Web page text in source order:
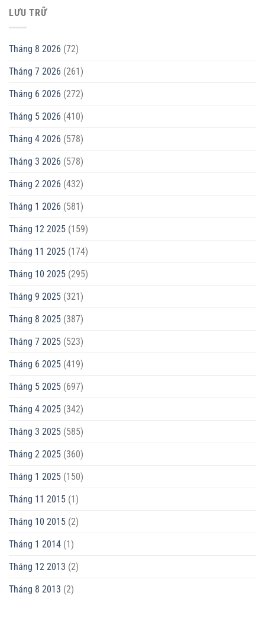
LƯU TRỮ
Tháng 8 2026 (72)
Tháng 7 2026 (261)
Tháng 6 2026 (272)
Tháng 5 2026 (410)
Tháng 4 2026 (578)
Tháng 3 2026 (578)
Tháng 2 2026 (432)
Tháng 1 2026 (581)
Tháng 12 2025 (159)
Tháng 11 2025 (174)
Tháng 10 2025 (295)
Tháng 9 2025 (321)
Tháng 8 2025 (387)
Tháng 7 2025 (523)
Tháng 6 2025 (419)
Tháng 5 2025 (697)
Tháng 4 2025 (342)
Tháng 3 2025 (585)
Tháng 2 2025 (360)
Tháng 1 2025 (150)
Tháng 11 2015 (1)
Tháng 10 2015 (2)
Tháng 1 2014 (1)
Tháng 12 2013 (2)
Tháng 8 2013 (2)